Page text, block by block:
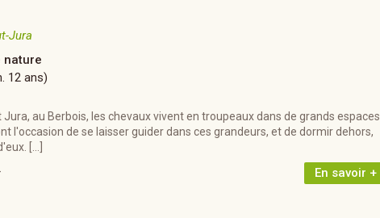
Jura
nature
12 ans)
au Berbois, les chevaux vivent en troupeaux dans de grands espaces.
l'occasion de se laisser guider dans ces grandeurs, et de dormir dehors,
[…]
En savoir +